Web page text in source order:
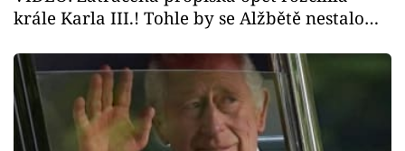
krále Karla III.! Tohle by se Alžbětě nestalo…